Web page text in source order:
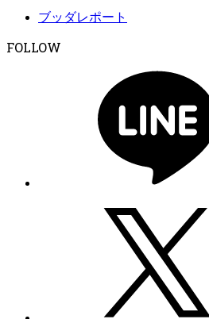
ブッダレポート
FOLLOW